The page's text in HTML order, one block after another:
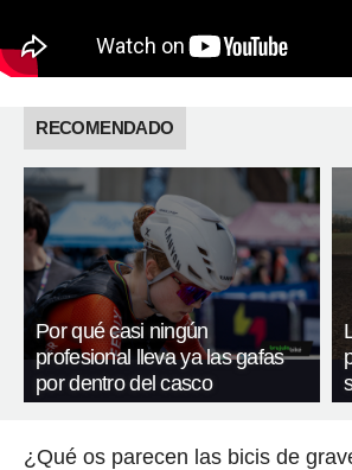
RECOMENDADO
Por qué casi ningún
profesional lleva ya las gafas
por dentro del casco
¿Qué os parecen las bicis de